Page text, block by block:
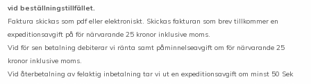
vid beställningstillfället.
Faktura skickas som pdf eller elektroniskt. Skickas fakturan som brev tillkommer en
expeditionsavgift på för närvarande 25 kronor inklusive moms.
Vid för sen betalning debiterar vi ränta samt påminnelseavgift om för närvarande 25
kronor inklusive moms.
Vid återbetalning av felaktig inbetalning tar vi ut en expeditionsavgift om minst 50 Sek